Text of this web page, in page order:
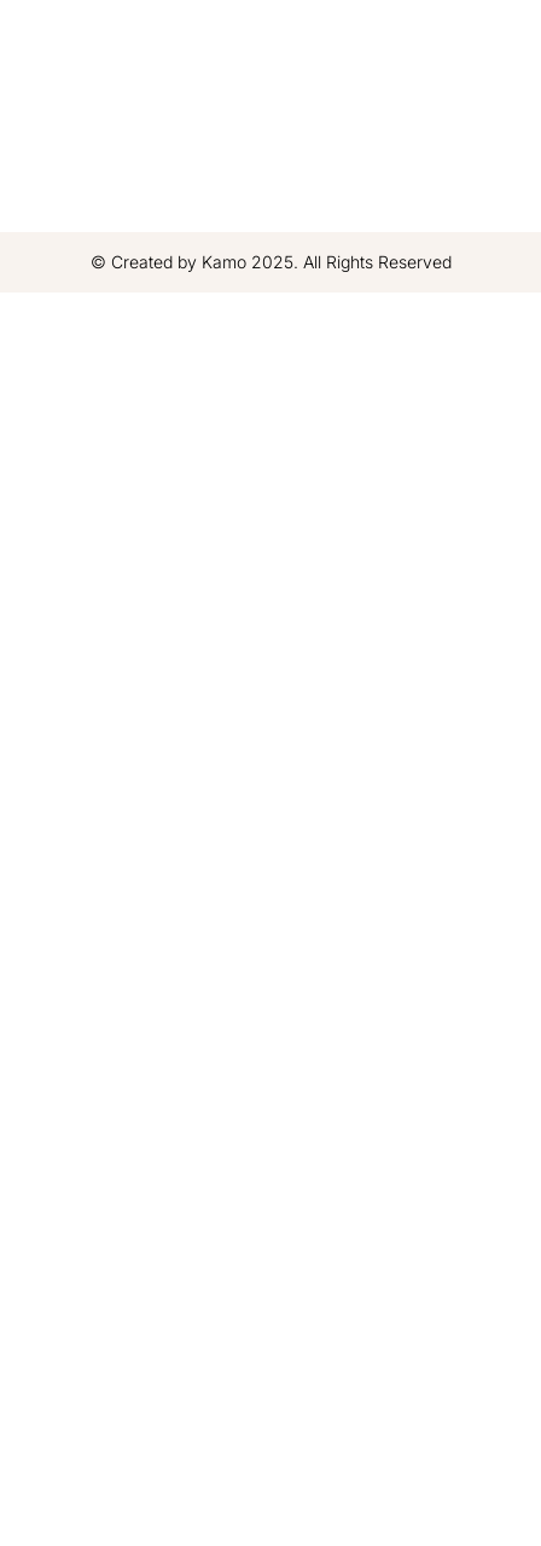
© Created by Kamo 2025. All Rights Reserved